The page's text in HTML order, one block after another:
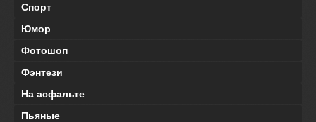
Спорт
Юмор
Фотошоп
Фэнтези
На асфальте
Пьяные